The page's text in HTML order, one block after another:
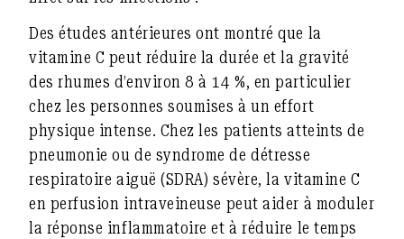
Des études antérieures ont montré que la
vitamine C peut réduire la durée et la gravité
des rhumes d’environ 8 à 14 %, en particulier
chez les personnes soumises à un effort
physique intense. Chez les patients atteints de
pneumonie ou de syndrome de détresse
respiratoire aiguë (SDRA) sévère, la vitamine C
en perfusion intraveineuse peut aider à moduler
la réponse inflammatoire et à réduire le temps